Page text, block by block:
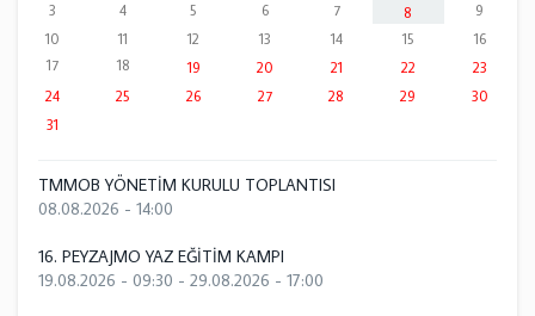
3
4 5 6 7 8
9
10
11 12 13 14 15
16
17
18 19 20 21 22
23
24
25 26 27 28 29
30
31
TMMOB YÖNETİM KURULU TOPLANTISI
08.08.2026 - 14:00
16. PEYZAJMO YAZ EĞİTİM KAMPI
19.08.2026 - 09:30 - 29.08.2026 - 17:00